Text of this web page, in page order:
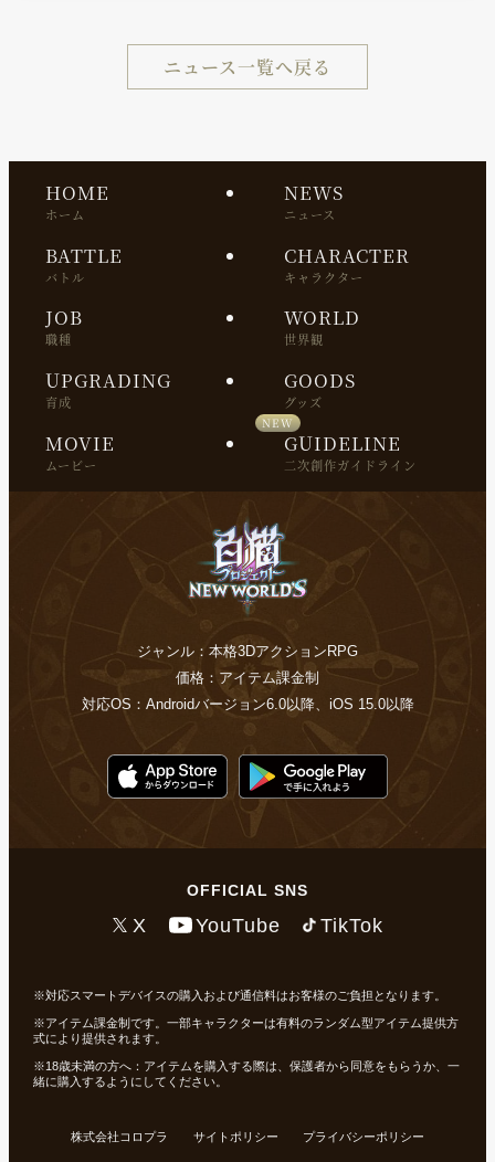
ニュース一覧へ戻る
HOME
ホーム
NEWS
ニュース
BATTLE
バトル
CHARACTER
キャラクター
JOB
職種
WORLD
世界観
UPGRADING
育成
GOODS
グッズ
MOVIE
ムービー
GUIDELINE
二次創作ガイドライン
ジャンル：本格3DアクションRPG
価格：アイテム課金制
対応OS：Androidバージョン6.0以降、iOS 15.0以降
OFFICIAL SNS
X YouTube TikTok
対応スマートデバイスの購入および通信料はお客様のご負担となります。
アイテム課金制です。一部キャラクターは有料のランダム型アイテム提供方
式により提供されます。
18歳未満の方へ：アイテムを購入する際は、保護者から同意をもらうか、一
緒に購入するようにしてください。
株式会社コロプラ サイトポリシー プライバシーポリシー